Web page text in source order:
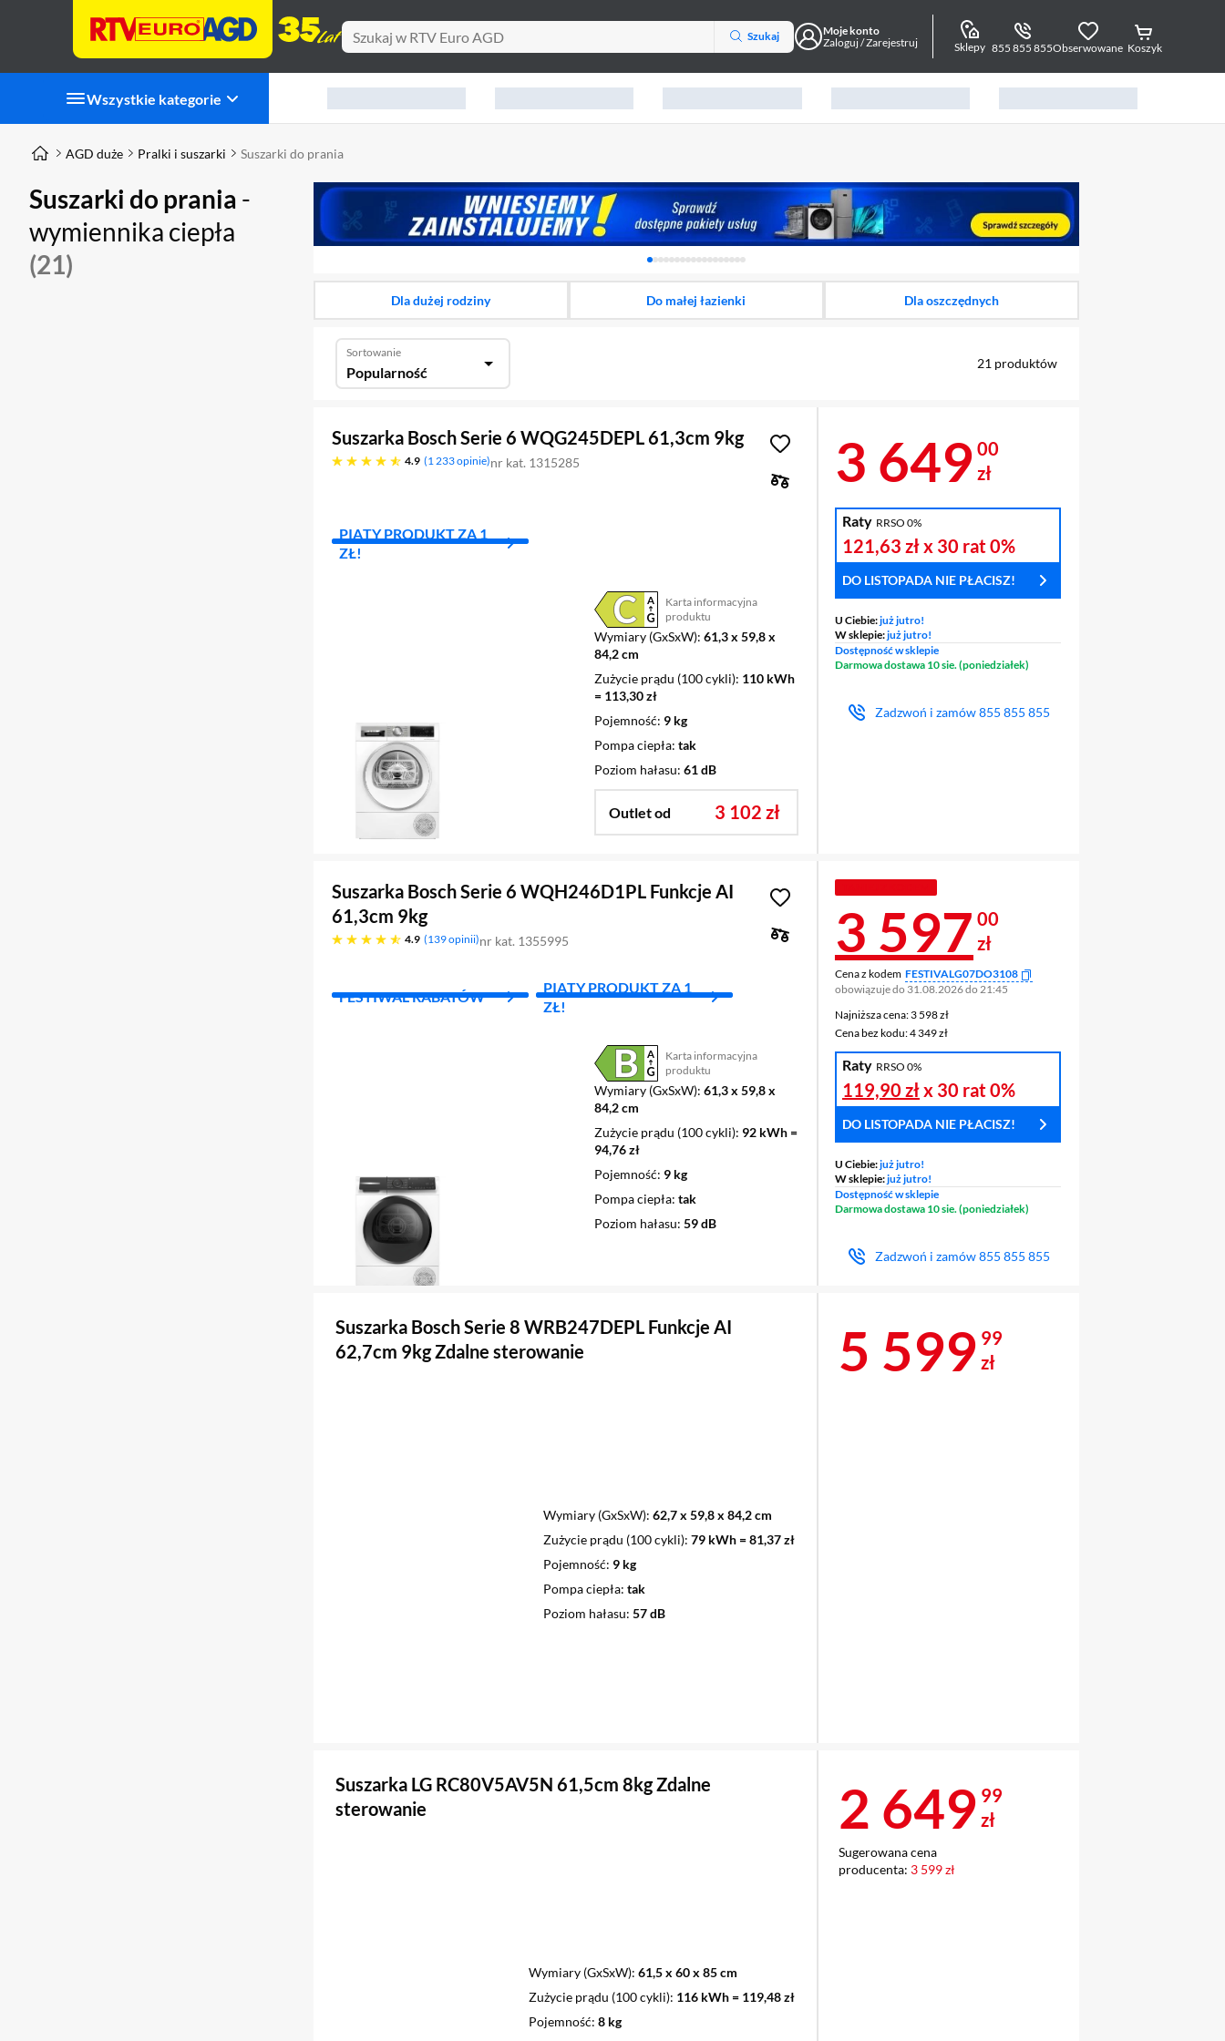
Szukaj
Moje konto
Zaloguj / Zarejestruj
Sklepy 855 855 855Obserwowane Koszyk
Wszystkie kategorie
Karuzela z banerami, aktualny element 1 z 18
AGD duże Pralki i suszarki Suszarki do prania
Suszarki do prania -
wymiennika ciepła
(21)
Dla dużej rodziny Do małej łazienki Dla oszczędnych
Sortowanie
Popularność 21 produktów
Suszarka Bosch Serie 6 WQG245DEPL 61,3cm 9kg
4.9
4.9 gwiazdek 1 233 opinie nr kat. 1315285
PIĄTY PRODUKT ZA 1
ZŁ!
Karta informacyjna
produktu
Plik w formacie pdf
(otworzy się w nowym oknie)
Wymiary (GxSxW) 61,3 x 59,8 x
84,2 cm
Zużycie prądu (100 cykli) 110 kWh
= 113,30 zł
Pojemność 9 kg
Pompa ciepła tak
Poziom hałasu 61 dB
Outlet od 3 102 zł
Cena 3 649 zł
3 649 00
zł
Raty RRSO 0%
121,63 złx 30 rat0%
DO LISTOPADA NIE PŁACISZ!
U Ciebie:już jutro!
W sklepie:już jutro!
Dostępność w sklepie
Darmowa dostawa 10 sie. (poniedziałek)
Zadzwoń i zamów855 855 855
Suszarka Bosch Serie 6 WQH246D1PL Funkcje AI
61,3cm 9kg
4.9
4.9 gwiazdek 139 opinii nr kat. 1355995
FESTIWAL RABATÓW
PIĄTY PRODUKT ZA 1
ZŁ!
Karta informacyjna
produktu
Plik w formacie pdf
(otworzy się w nowym oknie)
Wymiary (GxSxW) 61,3 x 59,8 x
84,2 cm
Zużycie prądu (100 cykli) 92 kWh =
94,76 zł
Pojemność 9 kg
Pompa ciepła tak
Poziom hałasu 59 dB
Cena 3 597 zł
3 597 00
zł
Cena z kodem FESTIVALG07DO3108
obowiązuje do 31.08.2026 do 21:45
Najniższa cena: 3 598 zł
Najniższa cena:3 598 zł
Cena bez kodu: 4 349 zł
Cena bez kodu:4 349 zł
Raty RRSO 0%
119,90 złx 30 rat0%
DO LISTOPADA NIE PŁACISZ!
U Ciebie:już jutro!
W sklepie:już jutro!
Dostępność w sklepie
Darmowa dostawa 10 sie. (poniedziałek)
Zadzwoń i zamów855 855 855
Suszarka Bosch Serie 8 WRB247DEPL Funkcje AI
62,7cm 9kg Zdalne sterowanie
Wymiary (GxSxW) 62,7 x 59,8 x 84,2 cm
Zużycie prądu (100 cykli) 79 kWh = 81,37 zł
Pojemność 9 kg
Pompa ciepła tak
Poziom hałasu 57 dB
Cena 5 599,99
5 599 99
zł
Suszarka LG RC80V5AV5N 61,5cm 8kg Zdalne
sterowanie
Wymiary (GxSxW) 61,5 x 60 x 85 cm
Zużycie prądu (100 cykli) 116 kWh = 119,48 zł
Pojemność 8 kg
Cena 2 649,99
2 649 99
zł
Sugerowana cena
producenta: 3 599 zł